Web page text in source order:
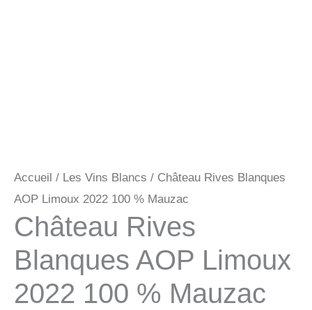
Accueil / Les Vins Blancs / Château Rives Blanques
AOP Limoux 2022 100 % Mauzac
Château Rives
Blanques AOP Limoux
2022 100 % Mauzac